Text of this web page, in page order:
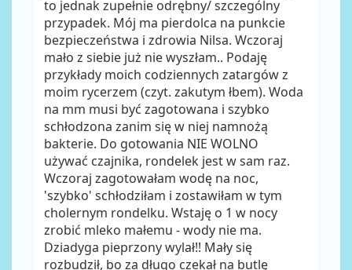
to jednak zupełnie odrębny/ szczególny
przypadek. Mój ma pierdolca na punkcie
bezpieczeństwa i zdrowia Nilsa. Wczoraj
mało z siebie już nie wyszłam.. Podaję
przykłady moich codziennych zatargów z
moim rycerzem (czyt. zakutym łbem). Woda
na mm musi być zagotowana i szybko
schłodzona zanim się w niej namnożą
bakterie. Do gotowania NIE WOLNO
używać czajnika, rondelek jest w sam raz.
Wczoraj zagotowałam wodę na noc,
'szybko' schłodziłam i zostawiłam w tym
cholernym rondelku. Wstaję o 1 w nocy
zrobić mleko małemu - wody nie ma.
Dziadyga pieprzony wylał!! Mały się
rozbudził, bo za długo czekał na butlę